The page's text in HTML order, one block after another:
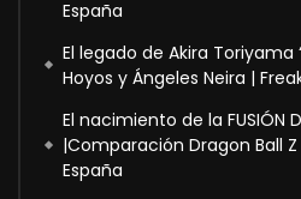
España
El legado de Akira Toriyama
Hoyos y Ángeles Neira |
El nacimiento de la FUSIÓN
|Comparación Dragon Ball Z
España